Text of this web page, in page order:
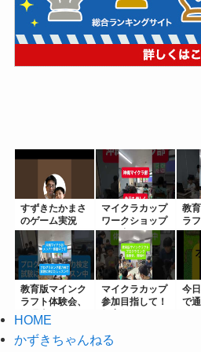
すずきたかまさ
のゲーム実況
マイクラカップ
ワークショップ
開催中
教
ラ
催
教育版マインク
ラフト体験会、
毎週土日開催...
マイクラカップ
参加目指して！
今
で
HOME
かずきちゃんねる